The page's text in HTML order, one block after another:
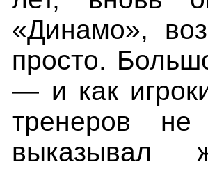
«Динамо»,
просто.
— и как
тренеров
выказывал